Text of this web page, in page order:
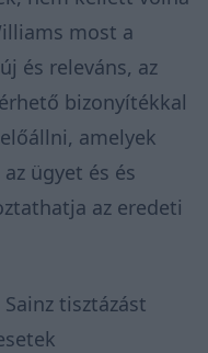
most a
és releváns, az
bizonyítékkal
amelyek
ügyet és és
az eredeti
tisztázást